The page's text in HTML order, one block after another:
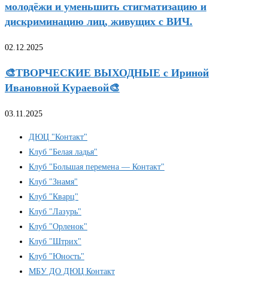
молодёжи и уменьшить стигматизацию и
дискриминацию лиц, живущих с ВИЧ.
02.12.2025
🎨ТВОРЧЕСКИЕ ВЫХОДНЫЕ с Ириной
Ивановной Кураевой🎨
03.11.2025
ДЮЦ "Контакт"
Клуб "Белая ладья"
Клуб "Большая перемена — Контакт"
Клуб "Знамя"
Клуб "Кварц"
Клуб "Лазурь"
Клуб "Орленок"
Клуб "Штрих"
Клуб "Юность"
МБУ ДО ДЮЦ Контакт